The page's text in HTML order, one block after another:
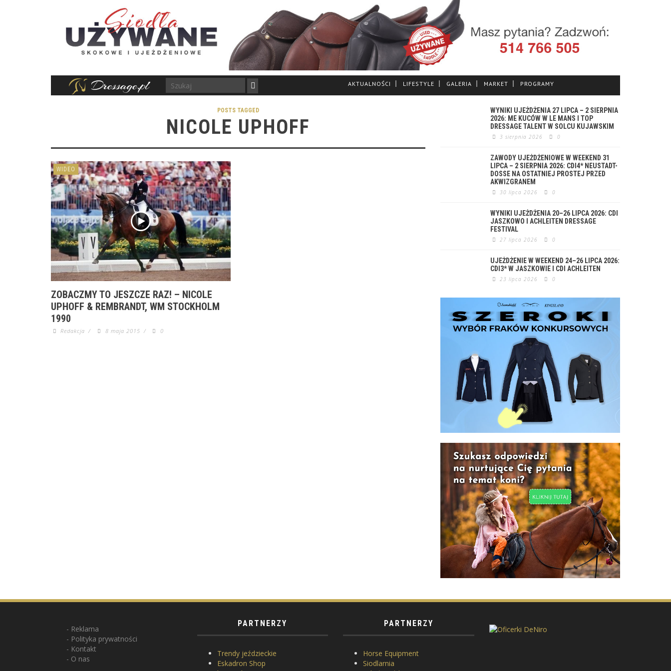
AKTUALNOŚCI LIFESTYLE GALERIA MARKET PROGRAMY
POSTS TAGGED
NICOLE UPHOFF
WIDEO
ZOBACZMY TO JESZCZE RAZ! – NICOLE
UPHOFF & REMBRANDT, WM STOCKHOLM
1990
Redakcja / 8 maja 2015 / 0
WYNIKI UJEŻDŻENIA 27 LIPCA – 2 SIERPNIA
2026: ME KUCÓW W LE MANS I TOP
DRESSAGE TALENT W SOLCU KUJAWSKIM
3 sierpnia 2026 0
ZAWODY UJEŻDŻENIOWE W WEEKEND 31
LIPCA – 2 SIERPNIA 2026: CDI4* NEUSTADT-
DOSSE NA OSTATNIEJ PROSTEJ PRZED
AKWIZGRANEM
30 lipca 2026 0
WYNIKI UJEŻDŻENIA 20–26 LIPCA 2026: CDI
JASZKOWO I ACHLEITEN DRESSAGE
FESTIVAL
27 lipca 2026 0
UJEŻDŻENIE W WEEKEND 24–26 LIPCA 2026:
CDI3* W JASZKOWIE I CDI ACHLEITEN
23 lipca 2026 0
Reklama
Polityka prywatności
Kontakt
O nas
PARTNERZY
Trendy jeździeckie
Eskadron Shop
PARTNERZY
Horse Equipment
Siodlarnia